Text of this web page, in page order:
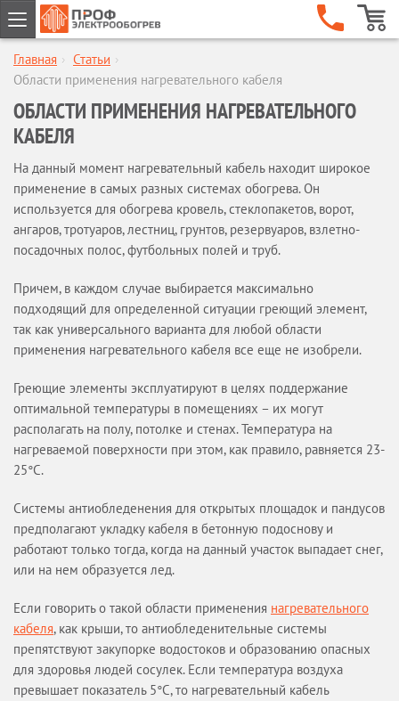
ГЛАВНАЯ
КОМПАНИЯ
О компании
Наши клиенты
Сертификаты
Гарантии
Сервисное обслуживание
Новости
Бренды
Статьи
Предложение партнерам
Вакансии
Вопрос-ответ
УСЛУГИ
ОБЪЕКТЫ
КАТАЛОГИ
МАГАЗИН
ОПЛАТА И ДОСТАВКА
КОНТАКТЫ
Главная › Статьи ›
Области применения нагревательного кабеля
ОБЛАСТИ ПРИМЕНЕНИЯ НАГРЕВАТЕЛЬНОГО
КАБЕЛЯ
На данный момент нагревательный кабель находит широкое
применение в самых разных системах обогрева. Он
используется для обогрева кровель, стеклопакетов, ворот,
ангаров, тротуаров, лестниц, грунтов, резервуаров, взлетно-
посадочных полос, футбольных полей и труб.
Причем, в каждом случае выбирается максимально
подходящий для определенной ситуации греющий элемент,
так как универсального варианта для любой области
применения нагревательного кабеля все еще не изобрели.
Греющие элементы эксплуатируют в целях поддержание
оптимальной температуры в помещениях – их могут
располагать на полу, потолке и стенах. Температура на
нагреваемой поверхности при этом, как правило, равняется 23-
25°С.
Системы антиобледенения для открытых площадок и пандусов
предполагают укладку кабеля в бетонную подоснову и
работают только тогда, когда на данный участок выпадает снег,
или на нем образуется лед.
Если говорить о такой области применения нагревательного
кабеля, как крыши, то антиобледенительные системы
препятствуют закупорке водостоков и образованию опасных
для здоровья людей сосулек. Если температура воздуха
превышает показатель 5°С, то нагревательный кабель